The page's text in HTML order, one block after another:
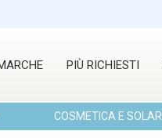
PIÙ RICHIESTI
COSMETICA E SOLARI